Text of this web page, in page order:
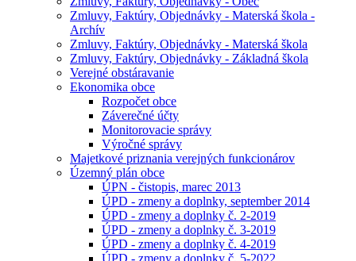
Zmluvy, Faktúry, Objednávky - Materská škola -
Archív
Zmluvy, Faktúry, Objednávky - Materská škola
Zmluvy, Faktúry, Objednávky - Základná škola
Verejné obstáravanie
Ekonomika obce
Rozpočet obce
Záverečné účty
Monitorovacie správy
Výročné správy
Majetkové priznania verejných funkcionárov
Územný plán obce
ÚPN - čistopis, marec 2013
ÚPD - zmeny a doplnky, september 2014
ÚPD - zmeny a doplnky č. 2-2019
ÚPD - zmeny a doplnky č. 3-2019
ÚPD - zmeny a doplnky č. 4-2019
ÚPD - zmeny a doplnky č. 5-2022